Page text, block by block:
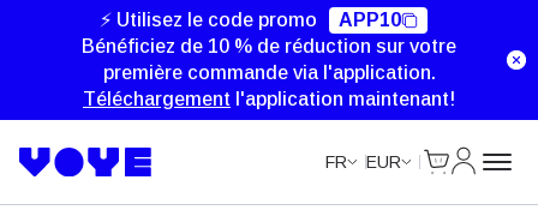
⚡ Utilisez le code promo
APP10
Bénéficiez de 10 % de réduction sur votre
première commande via l'application.
Téléchargement l'application maintenant!
FR EUR
Unlimited Data
Unlimited Data
Unlimited Data
Unlimited Data